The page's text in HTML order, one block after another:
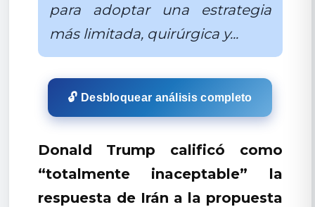
para adoptar una estrategia
más limitada, quirúrgica y...
🔓 Desbloquear análisis completo
Donald Trump calificó como
“totalmente inaceptable” la
respuesta de Irán a la propuesta